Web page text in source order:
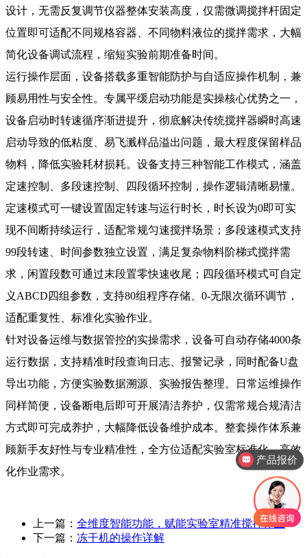
设计，无需反复调节仪器整体安装高度，仅需微调搅拌杆固定
位置即可适配不同规格容器、不同物料液位的搅拌需求，大幅
简化设备调试流程，缩短实验前期准备时间。
运行操作层面，设备搭载多重智能防护与自适应操作机制，兼
顾易用性与安全性。专属平缓启动功能是实操核心优势之一，
设备启动时转速循序渐进提升，彻底解决传统搅拌器瞬时高速
启动导致的低粘度、易飞溅样品溢出问题，最大程度保留样品
物料，降低实验耗材损耗。设备支持三种智能工作模式，涵盖
定速控制、多段速控制、四段循环控制，操作逻辑清晰易懂。
定速模式可一键设置固定转速与运行时长，时长设为0即可实
现不间断持续运行，适配常规匀速搅拌场景；多段速模式支持
99段转速、时间参数独立设置，满足复杂物料阶梯式搅拌需
求，闲置段数可通过末段置零快速收尾；四段循环模式可自定
义ABCD四组参数，支持80组程序存储、0-无限次循环调节，
适配重复性、标准化实验作业。
针对设备运维与数据管控的实操需求，设备可自动存储4000条
运行数据，支持精准时段查询日志、报警记录，同时配备U盘
导出功能，方便实验数据溯源、实验报告整理。日常运维操作
同样简便，设备断电后即可开展清洁养护，仅需常规合规清洁
方式即可完成养护，大幅降低设备维护成本。整套操作体系兼
顾新手友好性与专业精准性，全方位适配实验室标准化、高效
化作业需求。
上一篇： 全维度智能功能，赋能实验室精准搅拌作业
下一篇： 冻干机的操作详解
产品报价